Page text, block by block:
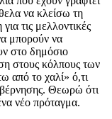
να κλείσω τη
τις μελλοντικές
μπορούν να
στο δημόσιο
στους κόλπους των
από το χαλί» ό,τι
Θεωρώ ότι
νέο πρόταγμα.